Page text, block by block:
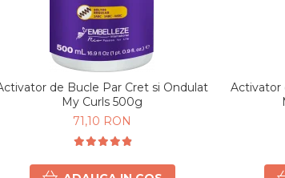
de Bucle Par Cret si Ondulat
My Curls 500g
71,10 RON
Activator